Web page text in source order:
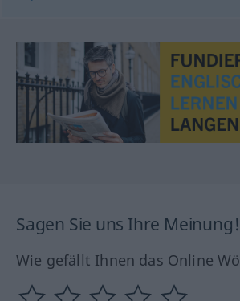
Sagen Sie uns Ihre Meinung!
Wie gefällt Ihnen das Online